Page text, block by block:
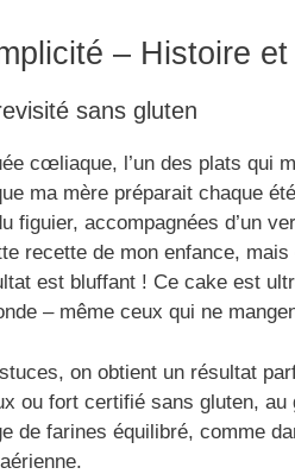
– Histoire
sans gluten
cœliaque, l’un des plats qui
ma mère préparait chaque
figuier, accompagnées d’un
recette de mon enfance,
est bluffant ! Ce cake est
– même ceux qui ne
on obtient un résultat
ou fort certifié sans gluten,
de farines équilibré, comme